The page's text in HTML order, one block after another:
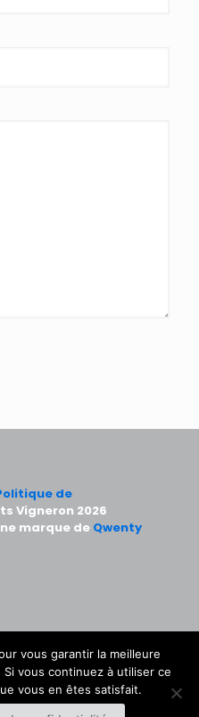
de
Vigneron 2026
marque de Qwenty
:
vous garantir la meilleure
vous continuez à utiliser ce
vous en êtes satisfait.